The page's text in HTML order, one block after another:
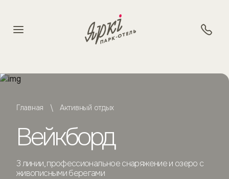
Главная Активный отдых
Вейкборд
3 линии, профессиональное снаряжение и озеро с
живописными берегами